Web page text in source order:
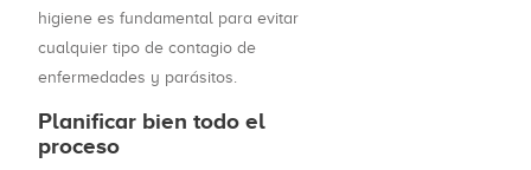
higiene es fundamental para evitar
cualquier tipo de contagio de
enfermedades y parásitos.
Planificar bien todo el
proceso